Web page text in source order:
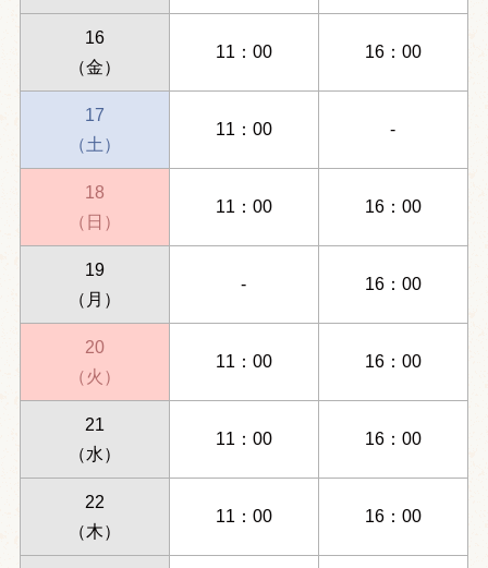
16
（金）
11：00 16：00
17
（土）
11：00 -
18
（日）
11：00 16：00
19
（月）
- 16：00
20
（火）
11：00 16：00
21
（水）
11：00 16：00
22
（木）
11：00 16：00